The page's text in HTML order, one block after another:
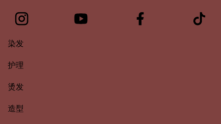
染发
护理
烫发
造型